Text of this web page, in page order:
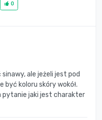
0
ale jeżeli jest pod
być koloru skóry wokół.
pytanie jaki jest charakter